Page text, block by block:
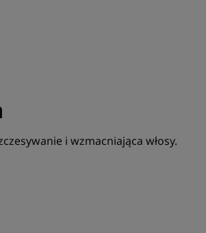
i wzmacniająca włosy.